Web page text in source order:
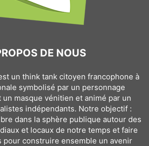
DE NOUS
un think tank citoyen francophone à
symbolisé par un personnage
masque vénitien et animé par un
indépendants. Notre objectif :
dans la sphère publique autour des
et locaux de notre temps et faire
pour construire ensemble un avenir